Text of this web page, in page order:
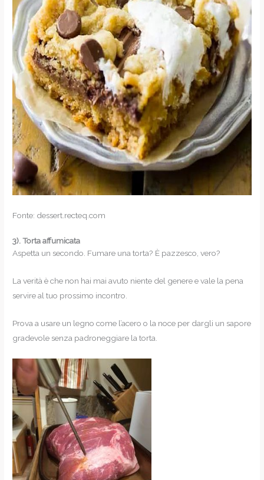
Fonte: dessert.recteq.com
3).Torta affumicata
Aspetta un secondo. Fumare una torta? È pazzesco, vero?
La verità è che non hai mai avuto niente del genere e vale la pena
servire al tuo prossimo incontro.
Prova a usare un legno come l’acero o la noce per dargli un sapore
gradevole senza padroneggiare la torta.